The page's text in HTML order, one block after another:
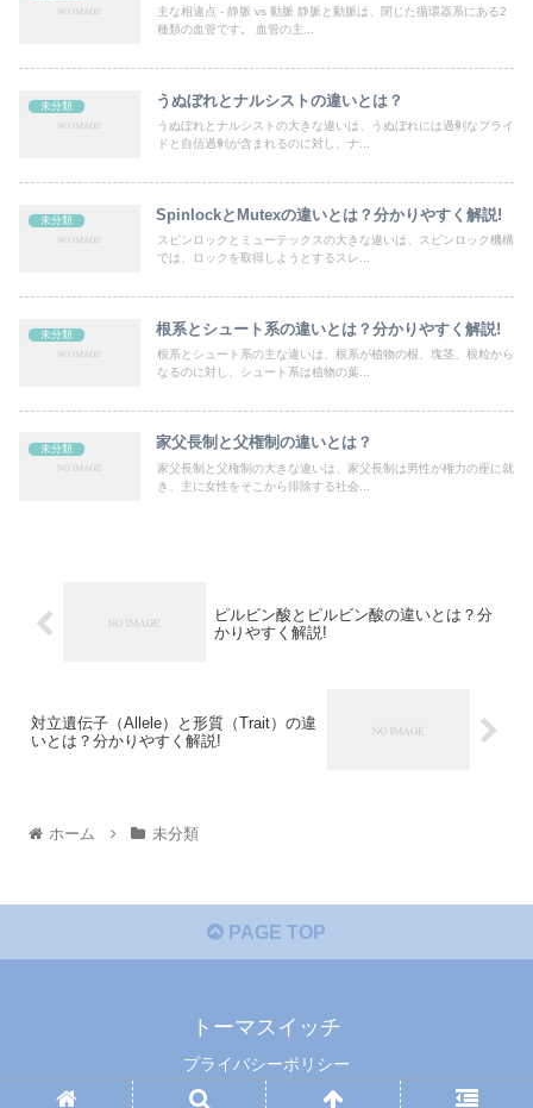
主な相違点 - 静脈 vs 動脈 静脈と動脈は、閉じた循環器系にある2
種類の血管です。 血管の主...
未分類 うぬぼれとナルシストの違いとは？
うぬぼれとナルシストの大きな違いは、うぬぼれには過剰なプライ
ドと自信過剰が含まれるのに対し、ナ...
未分類 SpinlockとMutexの違いとは？分かりやすく解説!
スピンロックとミューテックスの大きな違いは、スピンロック機構
では、ロックを取得しようとするスレ...
未分類 根系とシュート系の違いとは？分かりやすく解説!
根系とシュート系の主な違いは、根系が植物の根、塊茎、根粒から
なるのに対し、シュート系は植物の葉...
未分類 家父長制と父権制の違いとは？
家父長制と父権制の大きな違いは、家父長制は男性が権力の座に就
き、主に女性をそこから排除する社会...
ピルビン酸とピルビン酸の違いとは？分
かりやすく解説!
対立遺伝子（Allele）と形質（Trait）の違
いとは？分かりやすく解説!
ホーム 未分類
PAGE TOP
トーマスイッチ
プライバシーポリシー